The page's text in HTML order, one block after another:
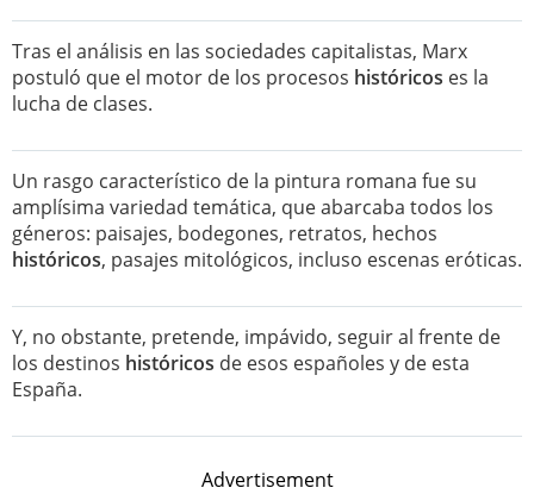
Tras el análisis en las sociedades capitalistas, Marx
postuló que el motor de los procesos históricos es la
lucha de clases.
Un rasgo característico de la pintura romana fue su
amplísima variedad temática, que abarcaba todos los
géneros: paisajes, bodegones, retratos, hechos
históricos, pasajes mitológicos, incluso escenas eróticas.
Y, no obstante, pretende, impávido, seguir al frente de
los destinos históricos de esos españoles y de esta
España.
Advertisement